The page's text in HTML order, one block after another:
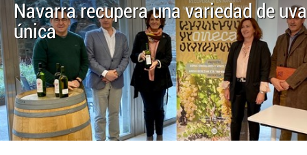
Navarra recupera una variedad de
única